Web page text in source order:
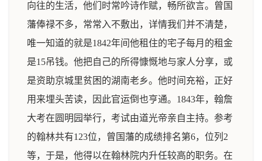
向往的生活，他们时常吟诗作赋，畅所欲言。曾国
藩俸禄不多，常常入不敷出，详情我们并不清楚，
唯一知道的就是1842年间他租住的宅子每月的租金
是15吊钱。他把自己的所得慷慨地与家人分享，或
是资助京城里贫困的湖南老乡。他时间充裕，正好
用来埋头苦读，因此官运倒也亨通。1843年，翰詹
大考在圆明园举行，考试由道光帝亲自主持。参考
的翰林共有123位，曾国藩的成绩排名第6，位列2
等，于是，他得以在翰林院内升任较高的职务。在